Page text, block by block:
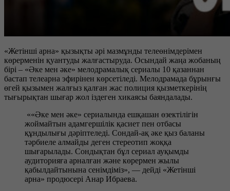
«Жетінші арна» қызықты әрі мазмұнды телеөнімдерімен
көрерменін қуантуды жалғастыруда. Осындай жаңа жобаның
бірі – «Әке мен әке» мелодрамалық сериалы 10 қазаннан
бастап телеарна эфирінен көрсетіледі. Мелодрамада бұрынғы
өгей қызымен жалғыз қалған жас полиция қызметкерінің
тығырықтан шығар жол іздеген хикаясы баяндалады.
««Әке мен әке» сериалында ешқашан өзектілігін
жоймайтын адамгершілік қасиет пен отбасы
құндылығы дәріптеледі. Сондай-ақ әке қыз баланы
тәрбиеле алмайды деген стереотип жоққа
шығарылады. Сондықтан бұл сериал ауқымды
аудиторияға арналған және көрермен жылы
қабылдайтынына сенімдіміз», — дейді «Жетінші
арна» продюсері Анар Ибраева.